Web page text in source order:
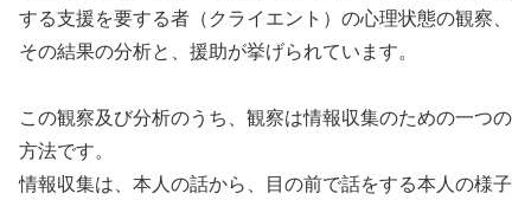
する支援を要する者（クライエント）の心理状態の観察、
その結果の分析と、援助が挙げられています。
この観察及び分析のうち、観察は情報収集のための一つの
方法です。
情報収集は、本人の話から、目の前で話をする本人の様子